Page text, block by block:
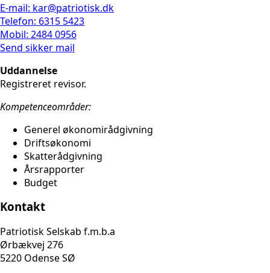
E-mail: kar@patriotisk.dk
Telefon: 6315 5423
Mobil: 2484 0956
Send sikker mail
Uddannelse
Registreret revisor.
Kompetenceområder:
Generel økonomirådgivning
Driftsøkonomi
Skatterådgivning
Årsrapporter
Budget
Kontakt
Patriotisk Selskab f.m.b.a
Ørbækvej 276
5220 Odense SØ